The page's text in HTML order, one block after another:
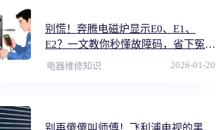
别慌！奔腾电磁炉显示E0、E1、
E2？一文教你秒懂故障码，省下冤枉
钱
电器维修知识 2026-01-20